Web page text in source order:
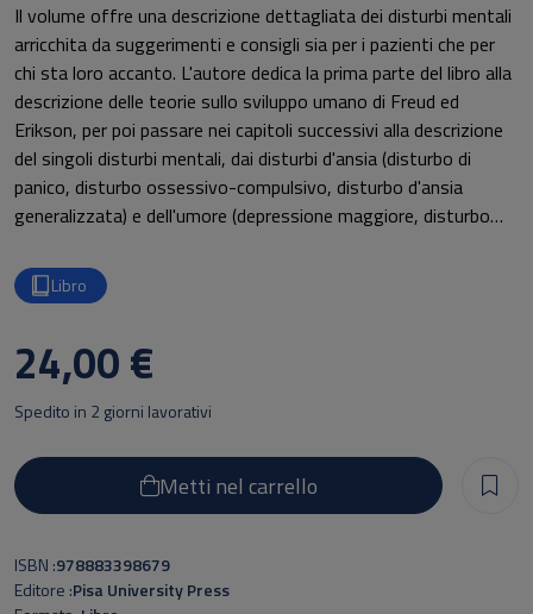
Il volume offre una descrizione dettagliata dei disturbi mentali
arricchita da suggerimenti e consigli sia per i pazienti che per
chi sta loro accanto. L'autore dedica la prima parte del libro alla
descrizione delle teorie sullo sviluppo umano di Freud ed
Erikson, per poi passare nei capitoli successivi alla descrizione
del singoli disturbi mentali, dai disturbi d'ansia (disturbo di
panico, disturbo ossessivo-compulsivo, disturbo d'ansia
generalizzata) e dell'umore (depressione maggiore, disturbo
schizoaffettivi, disturbi deliranti), ai disturbi di personalità.
commercio in Italia, le indicazioni, gli effetti collaterali ed ogni
informazione utile per chi ne faccia uso. L’autore
illustra anche alcune delle tecniche psicoterapiche utilizzate per
Libro
24,00 €
Metti nel carrello
Spedito in 2 giorni lavorativi
ISBN 978883398679
Editore Pisa University Press